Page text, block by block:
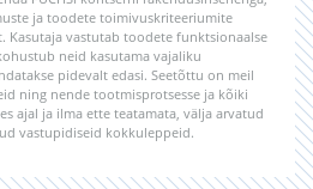
ja toodete toimivuskriteeriumite
Kasutaja vastutab toodete funktsionaalse
neid kasutama vajaliku
pidevalt edasi. Seetõttu on meil
ning nende tootmisprotsesse ja kõiki
ajal ja ilma ette teatamata, välja arvatud
vastupidiseid kokkuleppeid.